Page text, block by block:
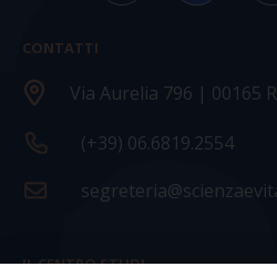
CONTATTI
Via Aurelia 796 | 00165
(+39) 06.6819.2554
IL CENTRO STUDI